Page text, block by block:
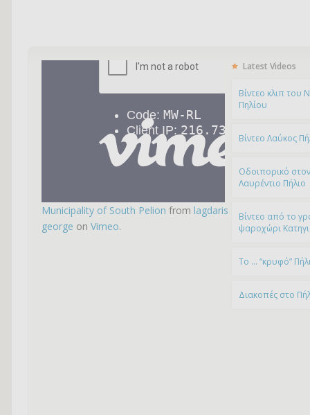
Municipality of South Pelion from lagdaris
george on Vimeo.
Latest Videos
Bίντεο κλιπ του
Πηλίου
Βίντεο Λαύκος
Οδοιπορικό
Λαυρέντιο Πήλιο
Βίντεο από το
ψαροχώρι
To … “κρυφό”
Διακοπές στο